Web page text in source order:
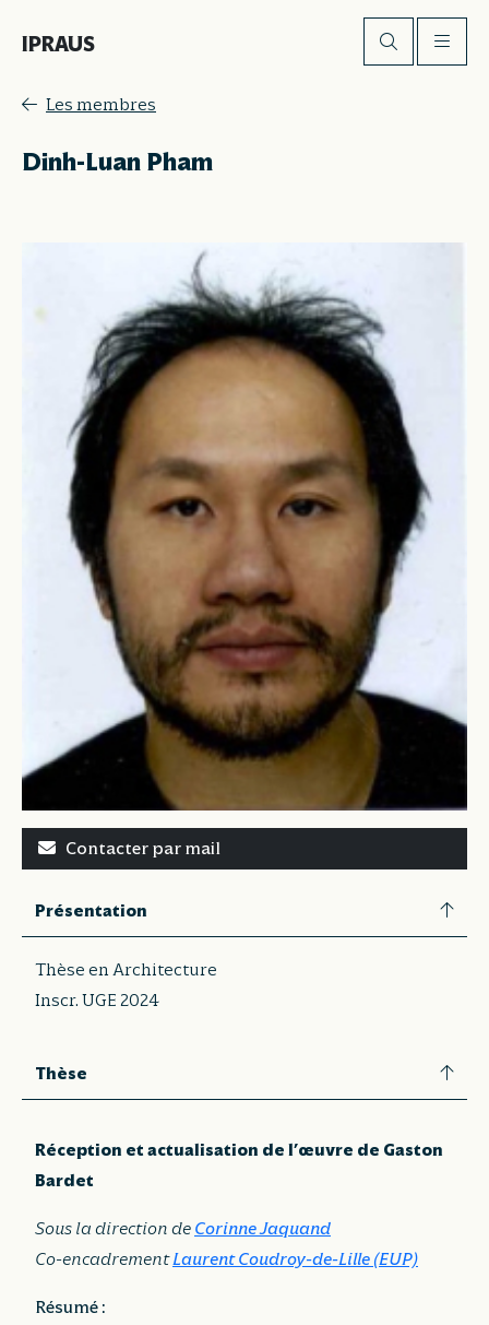
IPRAUS
Les membres
Dinh-Luan Pham
Contacter par mail
Présentation
Thèse en Architecture
Inscr. UGE 2024
Thèse
Réception et actualisation de l’œuvre de Gaston
Bardet
Sous la direction de Corinne Jaquand
Co-encadrementLaurent Coudroy-de-Lille (EUP)
Résumé :